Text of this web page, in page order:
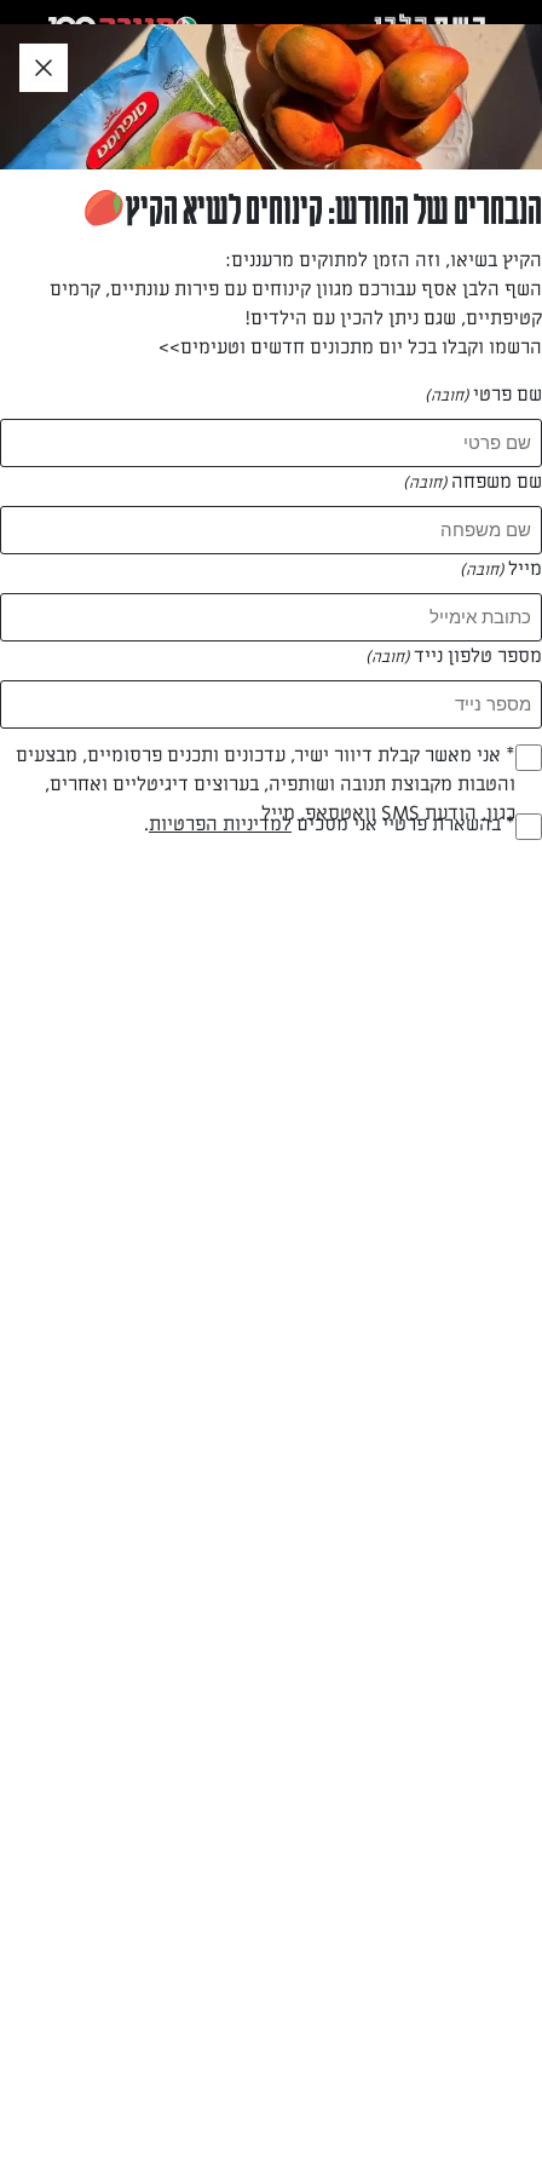
לאזור
תוכן
תחתוןדף הבית»
...
»סלטים, כריכים וממרחים
סלטים, כריכים וממרחים
סלט פרשי ומרענן? כריך מפנק? או ממרח מיוחד שיוסיף
טוויסט מעניין לארוחה? השף אסף עבורכם מגוון
מתכונים שיהפכו את הסלט או הכריך שלכם לשווה
במיוחד.
סינון תוצאות
עוזרים לך להתמקד
מתכונים סלטים, כריכים וממרחים
10 מתכונים
רוטב אלף האיים
רוטב לסלט טעים וקל להכנה
הנבחרים של החודש: קינוחים לשיא הקיץ
הקיץ בשיאו, וזה הזמן למתוקים מרעננים:
השף הלבן אסף עבורכם מגוון קינוחים עם פירות עונתיים, קרמים
קטיפתיים, שגם ניתן להכין עם הילדים!
הרשמו וקבלו בכל יום מתכונים חדשים וטעימים>>
שם פרטי(חובה)
שם משפחה (חובה)
מייל(חובה)
מספר טלפון נייד(חובה)
Opt_In
(חובה)
* אני מאשר קבלת דיוור ישיר, עדכונים ותכנים פרסומיים, מבצעים
והטבות מקבוצת תנובה ושותפיה, בערוצים דיגיטליים ואחרים,
כגון, הודעת SMS וואטסאפ, מייל
RegulationsApproved
* בהשארת פרטיי אני מסכיםלמדיניות הפרטיות.